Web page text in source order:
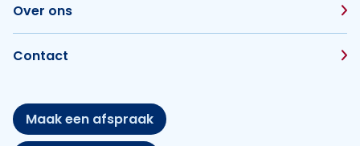
Over ons
Contact
Maak een afspraak